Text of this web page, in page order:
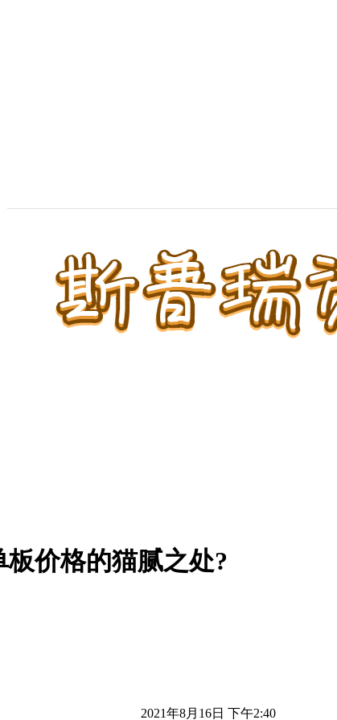
价格的猫腻之处?
2021年8月16日 下午2:40